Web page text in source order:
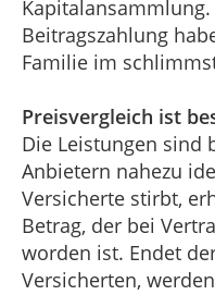
Beitragszahlung
Familie im
Preisvergleich ist
Die Leistungen sind
Anbietern nahezu
Versicherte stirbt,
Betrag, der bei
worden ist. Endet
Versicherten,